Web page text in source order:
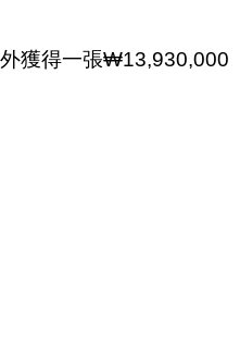
獲得一張₩13,930,000